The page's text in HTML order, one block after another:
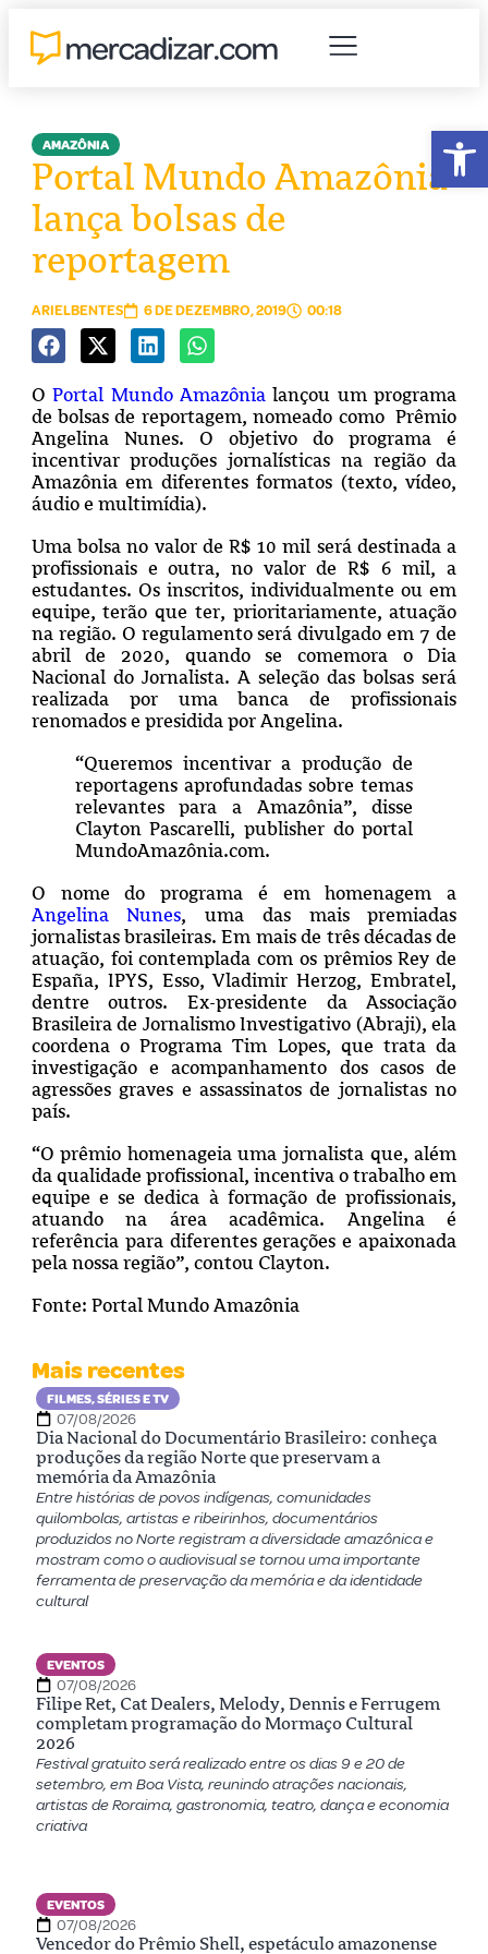
AMAZÔNIA
Portal Mundo Amazônia
lança bolsas de
reportagem
ARIELBENTES 6 DE DEZEMBRO, 2019 00:18
OPortal Mundo Amazônia lançou um programa
de bolsas de reportagem, nomeado como Prêmio
Angelina Nunes. O objetivo do programa é
incentivar produções jornalísticas na região da
Amazônia em diferentes formatos (texto, vídeo,
áudio e multimídia).
Uma bolsa no valor de R$ 10 mil será destinada a
profissionais e outra, no valor de R$ 6 mil, a
estudantes. Os inscritos, individualmente ou em
equipe, terão que ter, prioritariamente, atuação
na região. O regulamento será divulgado em 7 de
abril de 2020, quando se comemora o Dia
Nacional do Jornalista. A seleção das bolsas será
realizada por uma banca de profissionais
renomados e presidida por Angelina.
“Queremos incentivar a produção de
reportagens aprofundadas sobre temas
relevantes para a Amazônia”, disse
Clayton Pascarelli, publisher do portal
MundoAmazônia.com.
O nome do programa é em homenagem a
Angelina Nunes, uma das mais premiadas
jornalistas brasileiras. Em mais de três décadas de
atuação, foi contemplada com os prêmios Rey de
España, IPYS, Esso, Vladimir Herzog, Embratel,
dentre outros. Ex-presidente da Associação
Brasileira de Jornalismo Investigativo (Abraji), ela
coordena o Programa Tim Lopes, que trata da
investigação e acompanhamento dos casos de
agressões graves e assassinatos de jornalistas no
país.
“O prêmio homenageia uma jornalista que, além
da qualidade profissional, incentiva o trabalho em
equipe e se dedica à formação de profissionais,
atuando na área acadêmica. Angelina é
referência para diferentes gerações e apaixonada
pela nossa região”, contou Clayton.
Fonte: Portal Mundo Amazônia
Mais recentes
FILMES, SÉRIES E TV
07/08/2026
Dia Nacional do Documentário Brasileiro: conheça
produções da região Norte que preservam a
memória da Amazônia
Entre histórias de povos indígenas, comunidades
quilombolas, artistas e ribeirinhos, documentários
produzidos no Norte registram a diversidade amazônica e
mostram como o audiovisual se tornou uma importante
ferramenta de preservação da memória e da identidade
cultural
EVENTOS
07/08/2026
Filipe Ret, Cat Dealers, Melody, Dennis e Ferrugem
completam programação do Mormaço Cultural
2026
Festival gratuito será realizado entre os dias 9 e 20 de
setembro, em Boa Vista, reunindo atrações nacionais,
artistas de Roraima, gastronomia, teatro, dança e economia
criativa
EVENTOS
07/08/2026
Vencedor do Prêmio Shell, espetáculo amazonense